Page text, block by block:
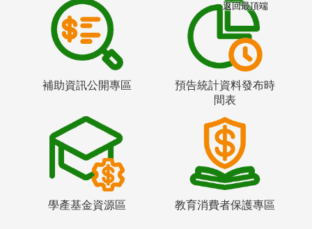
補助資訊公開專區
預告統計資料發布時
間表
學產基金資源區 教育消費者保護專區
返回最頂端